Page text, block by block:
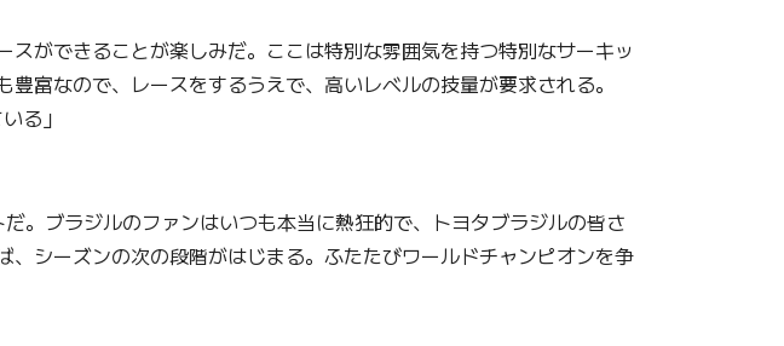
ができることが楽しみだ。ここは特別な雰囲気を持つ特別なサーキッ
富なので、レースをするうえで、高いレベルの技量が要求される。
る」
。ブラジルのファンはいつも本当に熱狂的で、トヨタブラジルの皆さ
シーズンの次の段階がはじまる。ふたたびワールドチャンピオンを争